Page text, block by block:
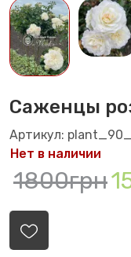
Саженцы
Артикул:
Нет в наличии
1800грн